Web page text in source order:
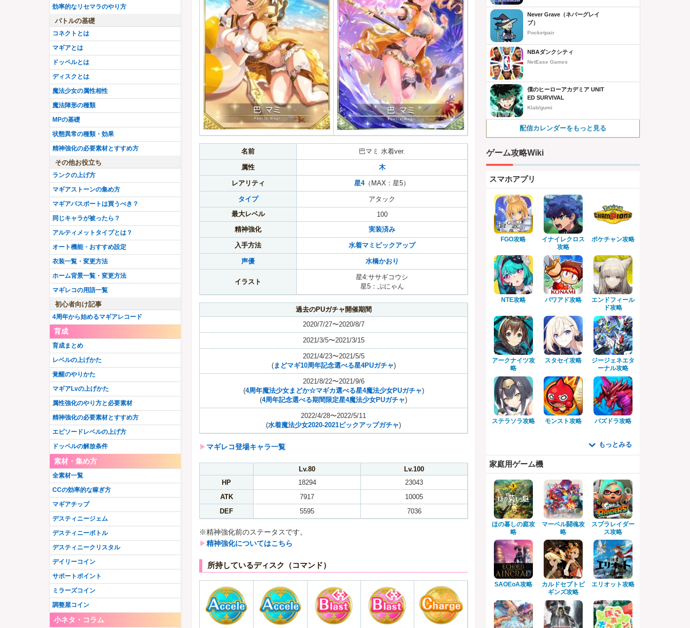
名前 巴マミ 水着ver.
属性 木
レアリティ 星4（MAX：星5）
タイプ
アタック
最大レベル
100
精神強化
実装済み
入手方法 水着マミピックアップ
声優 水橋かおり
イラスト
星4:ササギコウシ
星5：ぷにゃん
過去のPUガチャ開催期間
2020/7/27〜2020/8/7
2021/3/5〜2021/3/15
2021/4/23〜2021/5/5
(まどマギ10周年記念選べる星4PUガチャ)
2021/8/22〜2021/9/6
(4周年魔法少女まどか☆マギカ選べる星4魔法少女PUガチャ)
(4周年記念選べる期間限定星4魔法少女PUガチャ)
2022/4/28〜2022/5/11
(水着魔法少女2020-2021ピックアップガチャ)
▶︎ マギレコ登場キャラ一覧
Lv.80
Lv.100
HP
18294
23043
ATK
7917
10005
DEF
5595 7036
※精神強化前のステータスです。
▶︎精神強化についてはこちら
所持しているディスク（コマンド）
ミヌゥ
紅晴結菜
まどか・いろは
昴かずみ
アニメいろは
F織莉子
真井あかり
アシュリー
魔女イザボー
里見那由他
入名クシュ
三浦旭
イザボー
黒江
悪魔ほむらちゃん
水着黒江
効率的なリセマラのやり方
バトルの基礎
コネクトとは
マギアとは
ドッペルとは
ディスクとは
魔法少女の属性相性
魔法陣形の種類
MPの基礎
状態異常の種類・効果
精神強化の必要素材とすすめ方
その他お役立ち
ランクの上げ方
マギアストーンの集め方
マギアパスポートは買うべき？
同じキャラが被ったら？
アルティメットタイプとは？
オート機能・おすすめ設定
衣装一覧・変更方法
ホーム背景一覧・変更方法
マギレコの用語一覧
初心者向け記事
4周年から始めるマギアレコード
育成
育成まとめ
レベルの上げかた
覚醒のやりかた
マギアLvの上げかた
属性強化のやり方と必要素材
精神強化の必要素材とすすめ方
エピソードレベルの上げ方
ドッペルの解放条件
素材・集め方
全素材一覧
CCの効率的な稼ぎ方
マギアチップ
デスティニージェム
デスティニーボトル
デスティニークリスタル
デイリーコイン
サポートポイント
ミラーズコイン
調整屋コイン
小ネタ・コラム
Never Grave（ネバーグレイ
ブ）
Pocketpair
NBAダンクシティ
NetEase Games
僕のヒーローアカデミア UNIT
ED SURVIVAL
Klab/gumi
配信カレンダーをもっと見る
ゲーム攻略Wiki
スマホアプリ
FGO攻略
イナイレクロス
攻略
ポケチャン攻略
NTE攻略 パワアド攻略
エンドフィール
ド攻略
アークナイツ攻
略
スタセイ攻略
ジージェネエタ
ーナル攻略
ステラソラ攻略 モンスト攻略 パズドラ攻略
もっとみる
家庭用ゲーム機
ほの暮しの庭攻
略
マーベル闘魂攻
略
スプラレイダー
ス攻略
SAOEoA攻略
カルドセプトビ
ギンズ攻略
エリオット攻略